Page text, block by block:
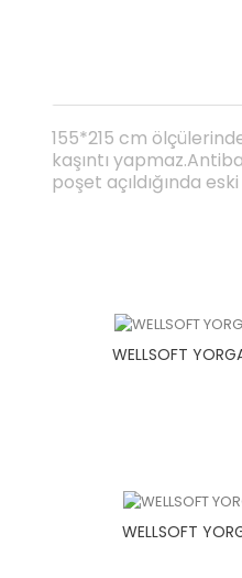
155*215 cm
kaşıntı
poşet açıldığında
WELLSOFT
WELLSOFT